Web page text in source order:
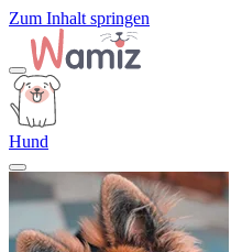
Zum Inhalt springen
Hund